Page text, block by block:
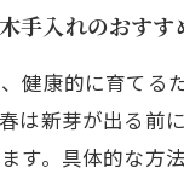
手入れのおすす
健康的に育てる
は新芽が出る前
す。具体的な方